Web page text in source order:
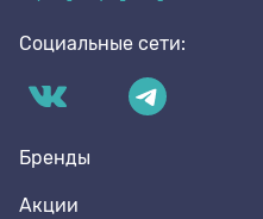
Социальные сети:
Бренды
Акции